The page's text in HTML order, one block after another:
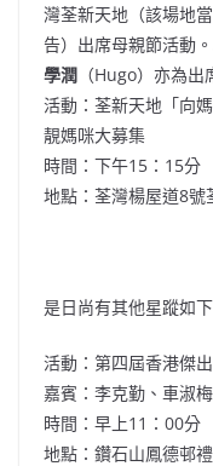
灣荃新天地（該場地
告）出席母親節活動
學潤 （Hugo）亦為出
活動：荃新天地「向
靚媽咪大募集
時間：下午15：15分
地點：荃灣楊屋道8
是日尚有其他星蹤如下
活動：第四屆香港傑
嘉賓：李克勤、車淑梅
時間：早上11：00分
地點：鑽石山鳳德邨